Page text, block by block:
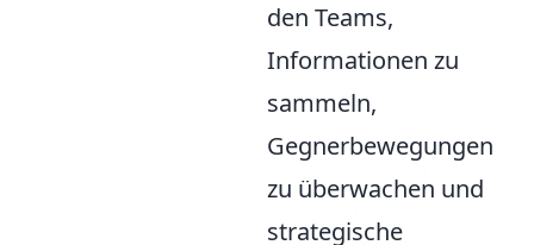
den Teams,
Informationen zu
sammeln,
Gegnerbewegungen
zu überwachen und
strategische